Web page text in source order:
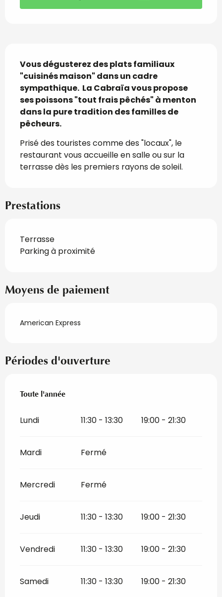
Description
Vous dégusterez des plats familiaux
"cuisinés maison" dans un cadre
sympathique.  La Cabraïa vous propose
ses poissons "tout frais pêchés" à menton
dans la pure tradition des familles de
pêcheurs.
Prisé des touristes comme des "locaux", le
restaurant vous accueille en salle ou sur la
terrasse dès les premiers rayons de soleil.
Prestations
Terrasse
Parking à proximité
Moyens de paiement
American Express
Périodes d'ouverture
Toute l'année
Toute l'année
Lundi 11:30 - 13:30 19:00 - 21:30
Mardi Fermé
Mercredi Fermé
Jeudi 11:30 - 13:30 19:00 - 21:30
Vendredi 11:30 - 13:30 19:00 - 21:30
Samedi 11:30 - 13:30 19:00 - 21:30